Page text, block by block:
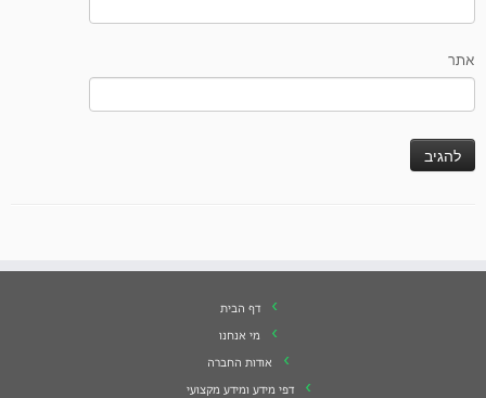
אתר
דף הבית
מי אנחנו
אודות החברה
דפי מידע ומידע מקצועי